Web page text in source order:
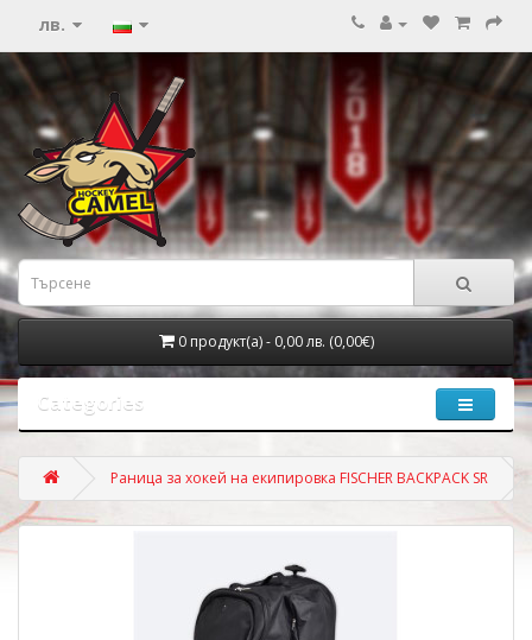
лв.
0 продукт(а) - 0,00 лв. (0,00€)
Categories
Раница за хокей на екипировка FISCHER BACKPACK SR